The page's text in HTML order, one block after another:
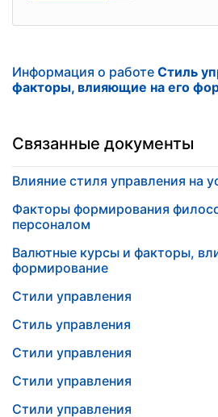
Информация о работе Стиль
факторы, влияющие на его
Связанные документы
Влияние стиля управления на
Факторы формирования
персоналом
Валютные курсы и факторы,
формирование
Стили управления
Стиль управления
Стили управления
Стили управления
Стили управления